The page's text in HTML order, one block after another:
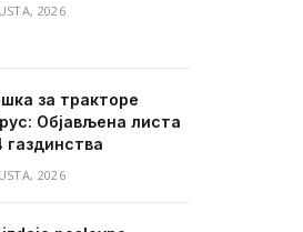
2026
за тракторе
Објављена листа
газдинства
2026